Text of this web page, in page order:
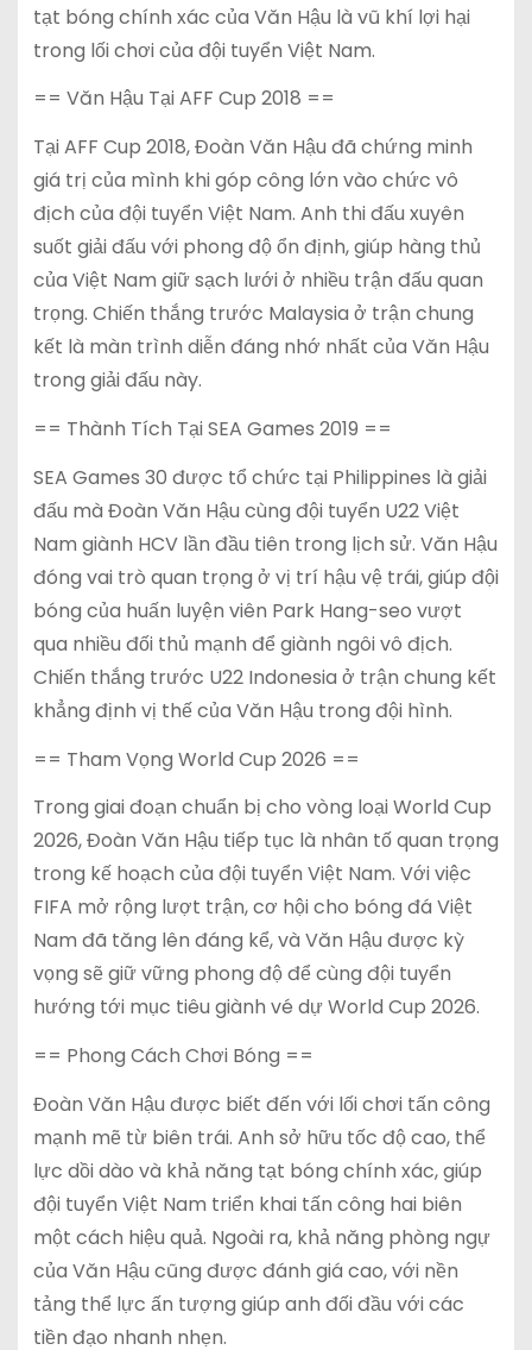
tạt bóng chính xác của Văn Hậu là vũ khí lợi hại
trong lối chơi của đội tuyển Việt Nam.
== Văn Hậu Tại AFF Cup 2018 ==
Tại AFF Cup 2018, Đoàn Văn Hậu đã chứng minh
giá trị của mình khi góp công lớn vào chức vô
địch của đội tuyển Việt Nam. Anh thi đấu xuyên
suốt giải đấu với phong độ ổn định, giúp hàng thủ
của Việt Nam giữ sạch lưới ở nhiều trận đấu quan
trọng. Chiến thắng trước Malaysia ở trận chung
kết là màn trình diễn đáng nhớ nhất của Văn Hậu
trong giải đấu này.
== Thành Tích Tại SEA Games 2019 ==
SEA Games 30 được tổ chức tại Philippines là giải
đấu mà Đoàn Văn Hậu cùng đội tuyển U22 Việt
Nam giành HCV lần đầu tiên trong lịch sử. Văn Hậu
đóng vai trò quan trọng ở vị trí hậu vệ trái, giúp đội
bóng của huấn luyện viên Park Hang-seo vượt
qua nhiều đối thủ mạnh để giành ngôi vô địch.
Chiến thắng trước U22 Indonesia ở trận chung kết
khẳng định vị thế của Văn Hậu trong đội hình.
== Tham Vọng World Cup 2026 ==
Trong giai đoạn chuẩn bị cho vòng loại World Cup
2026, Đoàn Văn Hậu tiếp tục là nhân tố quan trọng
trong kế hoạch của đội tuyển Việt Nam. Với việc
FIFA mở rộng lượt trận, cơ hội cho bóng đá Việt
Nam đã tăng lên đáng kể, và Văn Hậu được kỳ
vọng sẽ giữ vững phong độ để cùng đội tuyển
hướng tới mục tiêu giành vé dự World Cup 2026.
== Phong Cách Chơi Bóng ==
Đoàn Văn Hậu được biết đến với lối chơi tấn công
mạnh mẽ từ biên trái. Anh sở hữu tốc độ cao, thể
lực dồi dào và khả năng tạt bóng chính xác, giúp
đội tuyển Việt Nam triển khai tấn công hai biên
một cách hiệu quả. Ngoài ra, khả năng phòng ngự
của Văn Hậu cũng được đánh giá cao, với nền
tảng thể lực ấn tượng giúp anh đối đầu với các
tiền đạo nhanh nhẹn.